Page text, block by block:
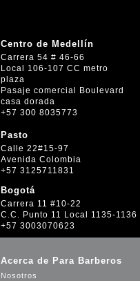
Centro de Medellín
Carrera 54 # 46-66
Local 106-107 CC metro
plaza
Pasaje comercial Boulevard
casa dorada
+57 300 8035773
Pasto
Calle 22#15-97
Avenida Colombia
+57 3125711831
Bogotá
Carrera 11 #10-22
C.C. Punto 11 Local 1135-1136
+57 3003070623
Acerca de Para Barberos
Nosotros